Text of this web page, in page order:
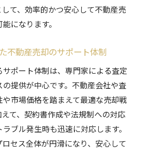
動産売却サポートの活用ポイン
サポート選びで成果を出す秘訣
心できる不動産売却サポートの
て、効率的かつ安心して不動産売
になります。
不動産売却のサポート体制
ポート体制は、専門家による査定
提供が中心です。不動産会社や査
市場価格を踏まえて最適な売却戦
て、契約書作成や法規制への対応
ブル発生時も迅速に対応します。
セス全体が円滑になり、安心して